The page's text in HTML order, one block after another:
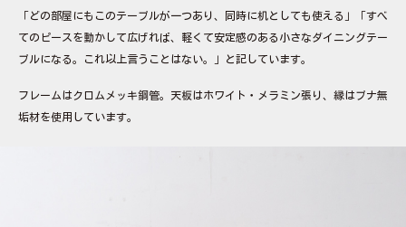
「どの部屋にもこのテーブルが一つあり、同時に机としても使える」「すべ
てのピースを動かして広げれば、軽くて安定感のある小さなダイニングテー
ブルになる。これ以上言うことはない。」と記しています。
フレームはクロムメッキ鋼管。天板はホワイト・メラミン張り、縁はブナ無
垢材を使用しています。